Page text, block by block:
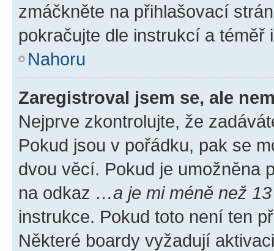
zmáčkněte na přihlašovací
pokračujte dle instrukcí a téměř
Nahoru
Zaregistroval jsem se, ale
Nejprve zkontrolujte, že
Pokud jsou v pořádku, pak se
dvou věcí. Pokud je umožněna
na odkaz …a je mi méně než
instrukce. Pokud toto není ten
Některé boardy vyžadují